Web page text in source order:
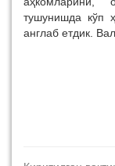
тушунишда кўп
англаб етдик.